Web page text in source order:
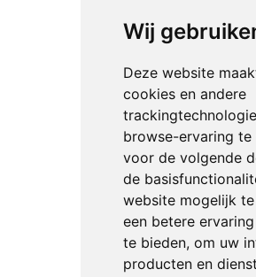
Wij
Deze website
cookies en andere
browse-ervaring te
voor de volgende
de
website mogelijk
een betere
te bieden, om uw
producten en
Glittertattoos
Airbrush
Hairextensions
Glitter bar
Bellypaint
Workshop
Contact
E-mail
Whatsapp
Messenger